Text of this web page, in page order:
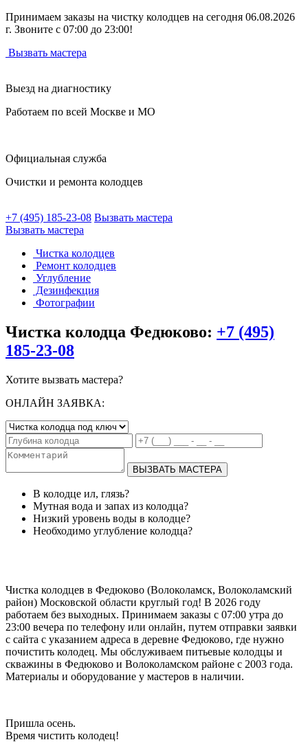
Принимаем заказы на чистку колодцев на сегодня 06.08.2026
г. Звоните с 07:00 до 23:00!
Вызвать мастера
Выезд на диагностику
Работаем по всей Москве и МО
Официальная служба
Очистки и ремонта колодцев
+7 (495) 185-23-08 Вызвать мастера
Вызвать мастера
Чистка колодцев
Ремонт колодцев
Углубление
Дезинфекция
Фотографии
Чистка колодца Федюково: +7 (495)
185-23-08
Хотите вызвать мастера?
ОНЛАЙН ЗАЯВКА:
ВЫЗВАТЬ МАСТЕРА
В колодце ил, глязь?
Мутная вода и запах из колодца?
Низкий уровень воды в колодце?
Необходимо углубление колодца?
Чистка колодцев в Федюково (Волоколамск, Волоколамский
район) Московской области круглый год! В 2026 году
работаем без выходных. Принимаем заказы с 07:00 утра до
23:00 вечера по телефону или онлайн, путем отправки заявки
с сайта с указанием адреса в деревне Федюково, где нужно
почистить колодец. Мы обслуживаем питьевые колодцы и
скважины в Федюково и Волоколамском районе с 2003 года.
Материалы и оборудование у мастеров в наличии.
Пришла осень.
Время чистить колодец!